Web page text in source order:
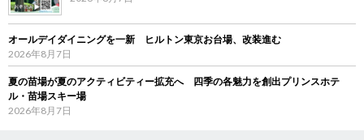
オールデイダイニングを一新 ヒルトン東京お台場、改装進む
2026年8月7日
夏の苗場が夏のアクティビティー拡充へ 四季の各魅力を創出プリンスホテ
ル・苗場スキー場
2026年8月7日